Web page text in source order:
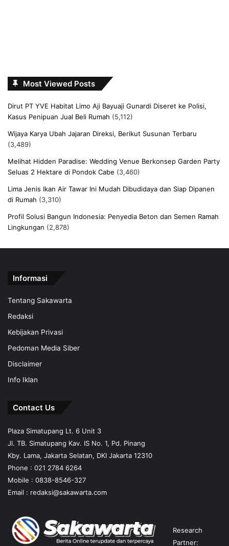
Most Viewed Posts
Dirut PT YVE Habitat Limo Aji Bayuaji Gunardi Diseret ke Polisi,
Kasus Penipuan Jual Beli Rumah (5,112)
Wijaya Karya Ubah Jajaran Direksi, Berikut Susunan Terbaru
(3,489)
Melihat Hidden Paradise: Wedding Venue Berkonsep Garden Party
Seluas 2 Hektare di Pondok Cabe (3,460)
Lima Jenis Ikan Air Tawar Ini Mudah Dibudidaya dan Siap Dipanen
di Rumah (3,310)
Profil Solusi Bangun Indonesia: Penyedia Beton dan Semen Ramah
Lingkungan (2,878)
Informasi
Tentang Sakawarta
Redaksi
Kebijakan Privasi
Pedoman Media Siber
Disclaimer
Info Iklan
Contact Us
Plaza Simatupang Lt. 6 Unit 3
Jl. TB. Simatupang Kav. IS No. 1, Pd. Pinang
Kby. Lama, Jakarta Selatan, DKI Jakarta 12310
Phone : 021 2784 6264
Mobile : 0838-8546-327
Email : redaksi@sakawarta.com
Research
Partner: